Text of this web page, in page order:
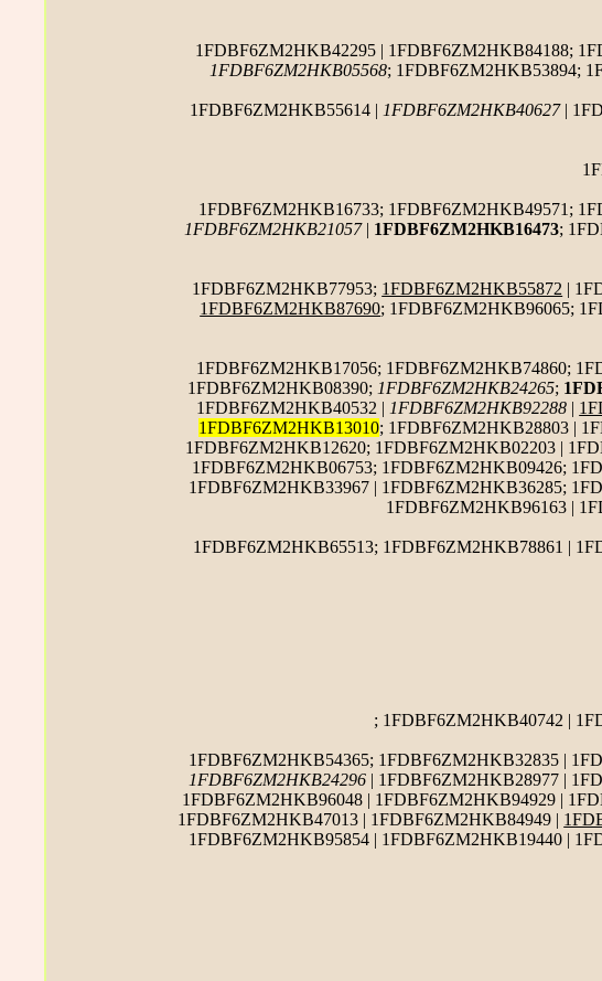
1FDBF6ZM2HKB42295 | 1FDBF6ZM2HKB84188;
1FDBF6ZM2HKB05568; 1FDBF6ZM2HKB53894;
1FDBF6ZM2HKB55614 | 1FDBF6ZM2HKB40627|
1FDBF6ZM2HKB16733; 1FDBF6ZM2HKB49571;
1FDBF6ZM2HKB21057| 1FDBF6ZM2HKB16473;
1FDBF6ZM2HKB77953; 1FDBF6ZM2HKB55872 |
1FDBF6ZM2HKB87690; 1FDBF6ZM2HKB96065;
1FDBF6ZM2HKB17056; 1FDBF6ZM2HKB74860;
1FDBF6ZM2HKB08390; 1FDBF6ZM2HKB24265;
1FDBF6ZM2HKB40532 | 1FDBF6ZM2HKB92288 |
1FDBF6ZM2HKB13010; 1FDBF6ZM2HKB28803 |
1FDBF6ZM2HKB12620; 1FDBF6ZM2HKB02203 |
1FDBF6ZM2HKB06753; 1FDBF6ZM2HKB09426;
1FDBF6ZM2HKB33967 | 1FDBF6ZM2HKB36285;
1FDBF6ZM2HKB96163 |
1FDBF6ZM2HKB65513; 1FDBF6ZM2HKB78861 |
; 1FDBF6ZM2HKB40742 |
1FDBF6ZM2HKB54365; 1FDBF6ZM2HKB32835 |
1FDBF6ZM2HKB24296 | 1FDBF6ZM2HKB28977 |
1FDBF6ZM2HKB96048 | 1FDBF6ZM2HKB94929 |
1FDBF6ZM2HKB47013 | 1FDBF6ZM2HKB84949 |
1FDBF6ZM2HKB95854 | 1FDBF6ZM2HKB19440 |